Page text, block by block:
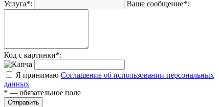
Услуга*: Ваше сообщение*:
Код с картинки*:
Я принимаю Соглашение об использовании персональных
данных
* — обязательное поле
Отправить